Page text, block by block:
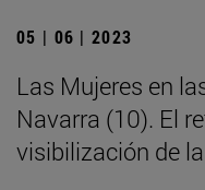
05 | 06 | 2023
Las Mujeres en
Navarra (10). El
visibilización de